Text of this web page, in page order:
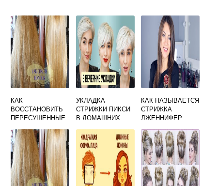
КАК
ВОССТАНОВИТЬ
ПЕРЕСУШЕННЫЕ
ОКРАШИВАНИЯ
УКЛАДКА
СТРИЖКИ ПИКСИ
В ДОМАШНИХ
САМОЙ СЕБЕ
КАК НАЗЫВАЕТСЯ
СТРИЖКА
ДЖЕННИФЕР